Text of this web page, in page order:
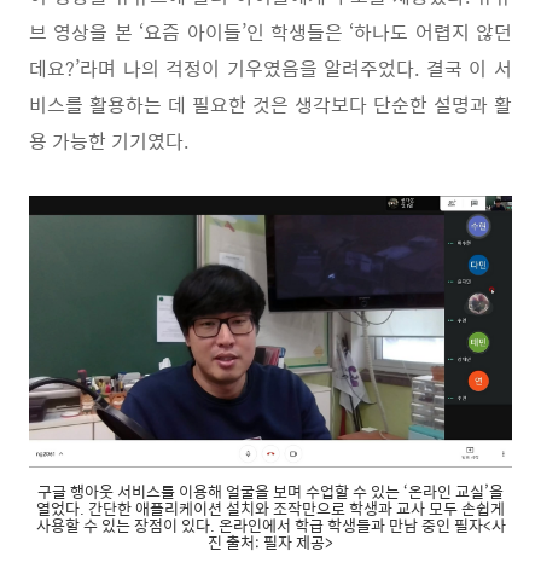
브 영상을 본 ‘요즘 아이들’인 학생들은 ‘하나도 어렵지 않던
데요?’라며 나의 걱정이 기우였음을 알려주었다. 결국 이 서
비스를 활용하는 데 필요한 것은 생각보다 단순한 설명과 활
용 가능한 기기였다.
구글 행아웃 서비스를 이용해 얼굴을 보며 수업할 수 있는 ‘온라인 교실’을
열었다. 간단한 애플리케이션 설치와 조작만으로 학생과 교사 모두 손쉽게
사용할 수 있는 장점이 있다. 온라인에서 학급 학생들과 만남 중인 필자<사
진 출처: 필자 제공>